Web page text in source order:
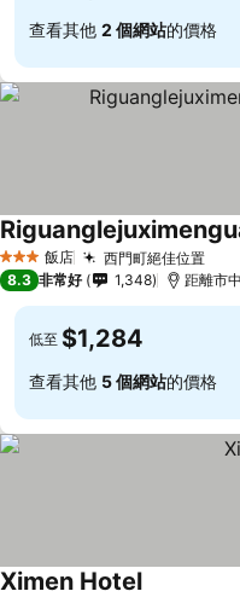
查看其他 2 個網站的價格
3 星級 飯店 西門町絕佳位置
8.3 非常好 1,348 距離市
低至 $1,284
查看其他 5 個網站的價格
Ximen Hotel